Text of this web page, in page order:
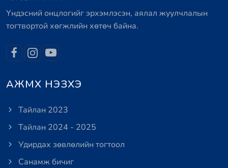
Үндэсний онцлогийг эрхэмлэсэн, аялал жуулчлалын
тогтвортой хөгжлийн хөтөч байна.
АЖМХ НЭЗХЭ
Тайлан 2023
Тайлан 2024 - 2025
Удирдах зөвлөлийн тогтоол
Санамж бичиг